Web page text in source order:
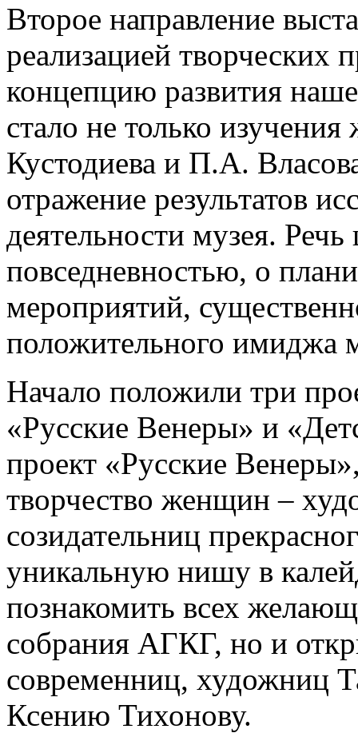
Второе направление
реализацией творческих
концепцию развития
стало не только
Кустодиева и П.А.
отражение результатов
деятельности музея.
повседневностью, о
мероприятий,
положительного имиджа
Начало положили три
«Русские Венеры» и
проект «Русские
творчество женщин –
созидательниц
уникальную нишу в
познакомить всех
собрания АГКГ, но и
современниц, художниц
Ксению Тихонову.